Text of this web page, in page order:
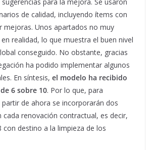
de calidad, incluyendo ítems con
mejoras. Unos apartados no muy
realidad, lo que muestra el buen nivel
conseguido. No obstante, gracias
ha podido implementar algunos
En síntesis, el modelo ha recibido
6 sobre 10. Por lo que, para
de ahora se incorporarán dos
cada renovación contractual, es decir,
con destino a la limpieza de los